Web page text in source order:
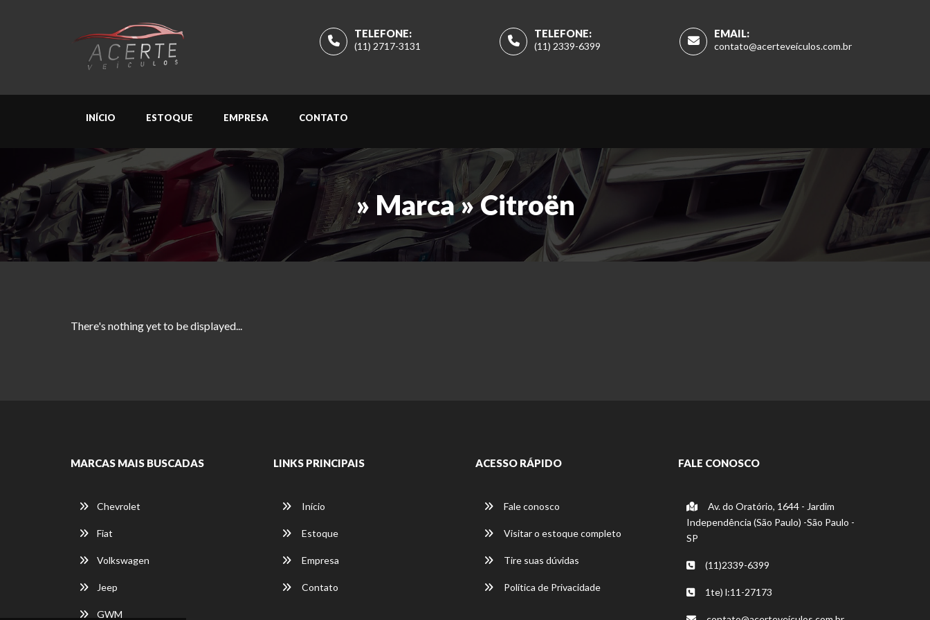
EMAIL:
contato@acerteveículos.com.br
TELEFONE:
(11) 2339-6399
TELEFONE:
(11) 2717-3131
INÍCIO ESTOQUE EMPRESA CONTATO
» Marca » Citroën
There's nothing yet to be displayed...
MARCAS MAIS BUSCADAS
Chevrolet
Fiat
Volkswagen
Jeep
GWM
LINKS PRINCIPAIS
Início
Estoque
Empresa
Contato
ACESSO RÁPIDO
Fale conosco
Visitar o estoque completo
Tire suas dúvidas
Política de Privacidade
FALE CONOSCO
Av. do Oratório, 1644 - Jardim
Independência (São Paulo) -São Paulo -
SP
(11)2339-6399
1te) l:11-27173